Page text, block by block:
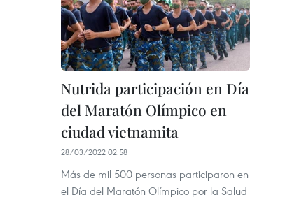
Nutrida participación en Día
del Maratón Olímpico en
ciudad vietnamita
28/03/2022 02:58
Más de mil 500 personas participaron en
el Día del Maratón Olímpico por la Salud